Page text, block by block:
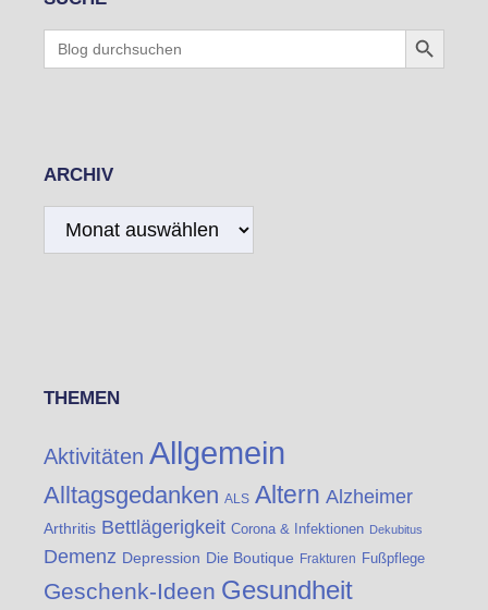
for:
Search Button
ARCHIV
Archiv
THEMEN
Aktivitäten Allgemein
Alltagsgedanken ALS Altern Alzheimer
Arthritis Bettlägerigkeit Corona & Infektionen Dekubitus
Demenz Depression Die Boutique Frakturen Fußpflege
Geschenk-Ideen Gesundheit